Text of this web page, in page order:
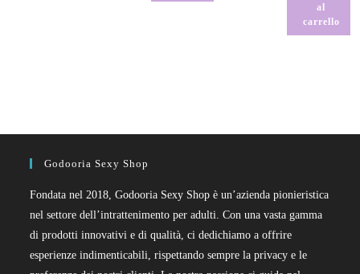
al
carrello
Godooria Sexy Shop
Fondata nel 2018, Godooria Sexy Shop è un’azienda pionieristica
nel settore dell’intrattenimento per adulti. Con una vasta gamma
di prodotti innovativi e di qualità, ci dedichiamo a offrire
esperienze indimenticabili, rispettando sempre la privacy e le